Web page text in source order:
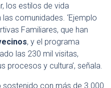
los estilos de vida
comunidades. ‘Ejemplo
Familiares, que han
, y el programa
las 230 mil visitas,
procesos y cultura’, señala.
sostenido con más de 3.000